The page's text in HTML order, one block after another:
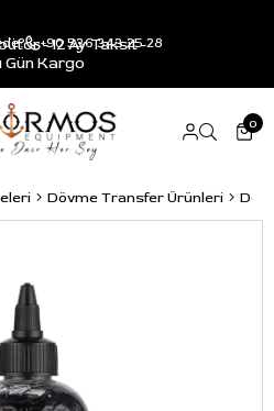
- 12 Ay Taksit -
Gün Kargo
+90 536 343 25 28
0
Dövme Transfer Ürünleri